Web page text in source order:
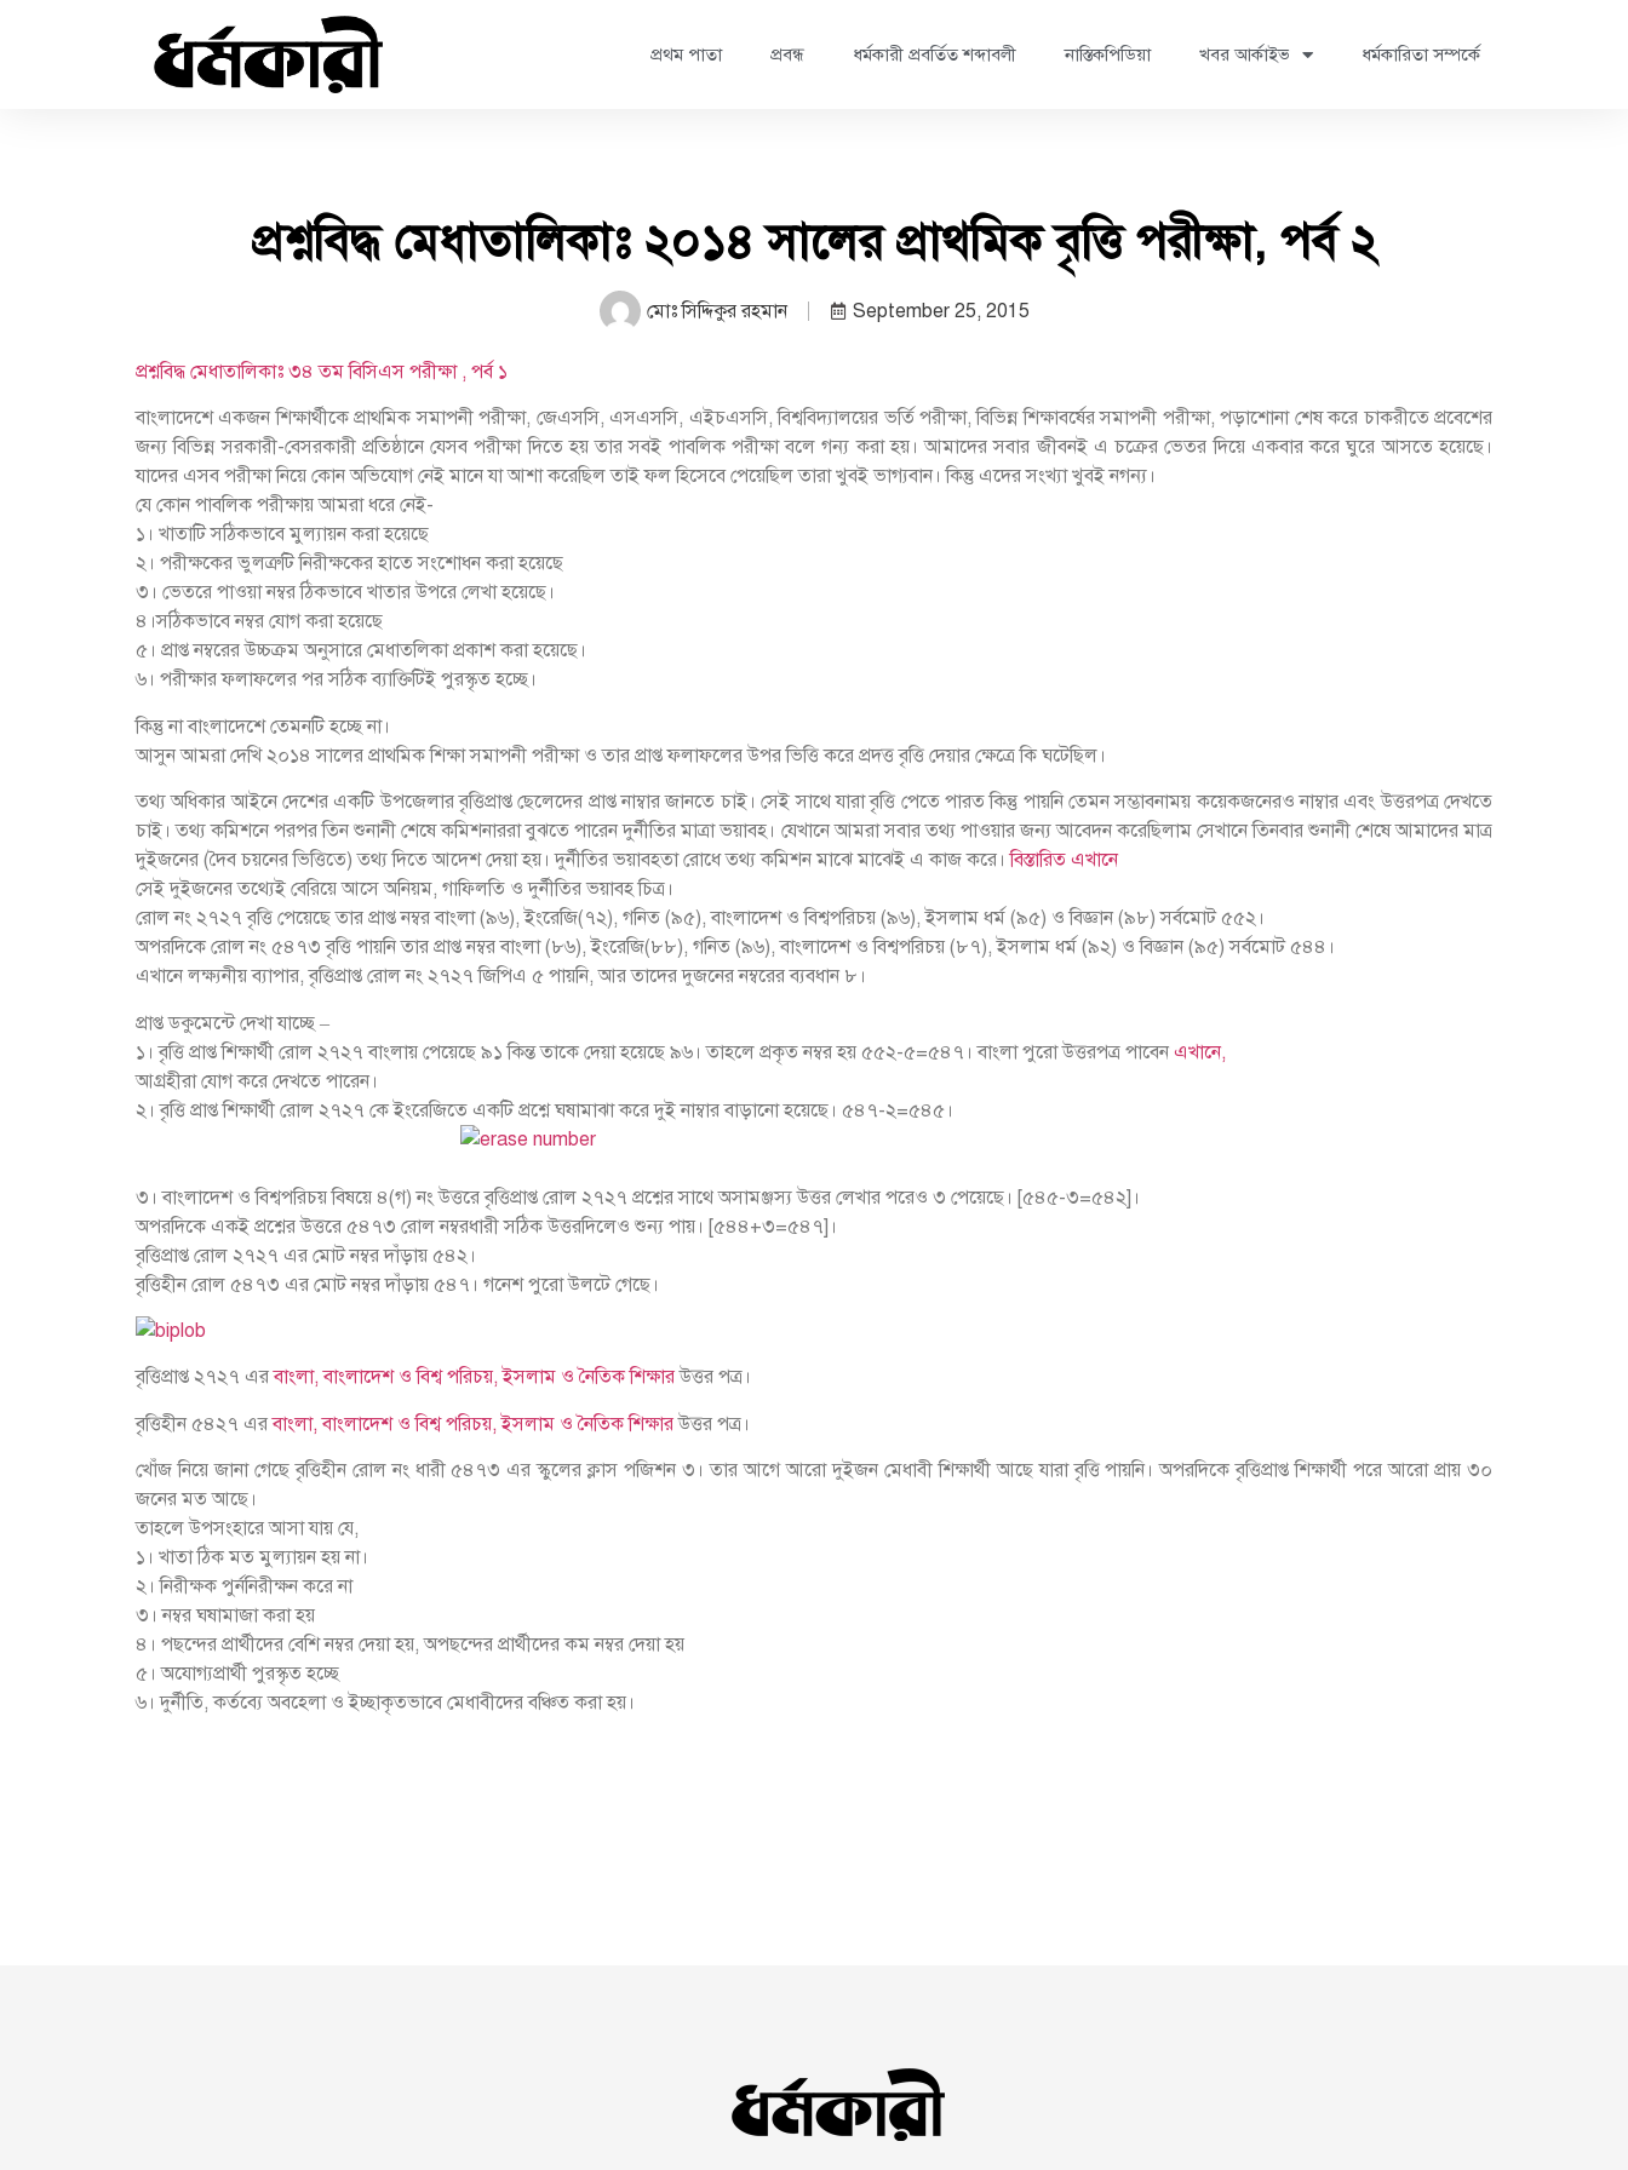
প্রথম পাতা প্রবন্ধ ধর্মকারী প্রবর্তিত শব্দাবলী নাস্তিকপিডিয়া খবর আর্কাইভ ধর্মকারিতা সম্পর্কে
প্রশ্নবিদ্ধ মেধাতালিকাঃ ২০১৪ সালের প্রাথমিক বৃত্তি পরীক্ষা, পর্ব ২
মোঃ সিদ্দিকুর রহমান September 25, 2015
প্রশ্নবিদ্ধ মেধাতালিকাঃ ৩৪ তম বিসিএস পরীক্ষা , পর্ব ১
বাংলাদেশে একজন শিক্ষার্থীকে প্রাথমিক সমাপনী পরীক্ষা, জেএসসি, এসএসসি, এইচএসসি, বিশ্ববিদ্যালয়ের ভর্তি পরীক্ষা, বিভিন্ন শিক্ষাবর্ষের সমাপনী পরীক্ষা, পড়াশোনা শেষ করে চাকরীতে প্রবেশের
জন্য বিভিন্ন সরকারী-বেসরকারী প্রতিষ্ঠানে যেসব পরীক্ষা দিতে হয় তার সবই পাবলিক পরীক্ষা বলে গন্য করা হয়। আমাদের সবার জীবনই এ চক্রের ভেতর দিয়ে একবার করে ঘুরে আসতে হয়েছে।
যাদের এসব পরীক্ষা নিয়ে কোন অভিযোগ নেই মানে যা আশা করেছিল তাই ফল হিসেবে পেয়েছিল তারা খুবই ভাগ্যবান। কিন্তু এদের সংখ্যা খুবই নগন্য।
যে কোন পাবলিক পরীক্ষায় আমরা ধরে নেই-
১। খাতাটি সঠিকভাবে মুল্যায়ন করা হয়েছে
২। পরীক্ষকের ভুলত্রুটি নিরীক্ষকের হাতে সংশোধন করা হয়েছে
৩। ভেতরে পাওয়া নম্বর ঠিকভাবে খাতার উপরে লেখা হয়েছে।
৪।সঠিকভাবে নম্বর যোগ করা হয়েছে
৫। প্রাপ্ত নম্বরের উচ্চক্রম অনুসারে মেধাতলিকা প্রকাশ করা হয়েছে।
৬। পরীক্ষার ফলাফলের পর সঠিক ব্যাক্তিটিই পুরস্কৃত হচ্ছে।
কিন্তু না বাংলাদেশে তেমনটি হচ্ছে না।
আসুন আমরা দেখি ২০১৪ সালের প্রাথমিক শিক্ষা সমাপনী পরীক্ষা ও তার প্রাপ্ত ফলাফলের উপর ভিত্তি করে প্রদত্ত বৃত্তি দেয়ার ক্ষেত্রে কি ঘটেছিল।
তথ্য অধিকার আইনে দেশের একটি উপজেলার বৃত্তিপ্রাপ্ত ছেলেদের প্রাপ্ত নাম্বার জানতে চাই। সেই সাথে যারা বৃত্তি পেতে পারত কিন্তু পায়নি তেমন সম্ভাবনাময় কয়েকজনেরও নাম্বার এবং উত্তরপত্র দেখতে
চাই। তথ্য কমিশনে পরপর তিন শুনানী শেষে কমিশনাররা বুঝতে পারেন দুর্নীতির মাত্রা ভয়াবহ। যেখানে আমরা সবার তথ্য পাওয়ার জন্য আবেদন করেছিলাম সেখানে তিনবার শুনানী শেষে আমাদের মাত্র
দুইজনের (দৈব চয়নের ভিত্তিতে) তথ্য দিতে আদেশ দেয়া হয়। দুর্নীতির ভয়াবহতা রোধে তথ্য কমিশন মাঝে মাঝেই এ কাজ করে।বিস্তারিত এখানে
সেই দুইজনের তথ্যেই বেরিয়ে আসে অনিয়ম, গাফিলতি ও দুর্নীতির ভয়াবহ চিত্র।
রোল নং ২৭২৭ বৃত্তি পেয়েছে তার প্রাপ্ত নম্বর বাংলা (৯৬), ইংরেজি(৭২), গনিত (৯৫), বাংলাদেশ ও বিশ্বপরিচয় (৯৬), ইসলাম ধর্ম (৯৫) ও বিজ্ঞান (৯৮) সর্বমোট ৫৫২।
অপরদিকে রোল নং ৫৪৭৩ বৃত্তি পায়নি তার প্রাপ্ত নম্বর বাংলা (৮৬), ইংরেজি(৮৮), গনিত (৯৬), বাংলাদেশ ও বিশ্বপরিচয় (৮৭), ইসলাম ধর্ম (৯২) ও বিজ্ঞান (৯৫) সর্বমোট ৫৪৪।
এখানে লক্ষ্যনীয় ব্যাপার, বৃত্তিপ্রাপ্ত রোল নং ২৭২৭ জিপিএ ৫ পায়নি, আর তাদের দুজনের নম্বরের ব্যবধান ৮।
প্রাপ্ত ডকুমেন্টে দেখা যাচ্ছে –
১। বৃত্তি প্রাপ্ত শিক্ষার্থী রোল ২৭২৭ বাংলায় পেয়েছে ৯১ কিন্ত তাকে দেয়া হয়েছে ৯৬। তাহলে প্রকৃত নম্বর হয় ৫৫২-৫=৫৪৭। বাংলা পুরো উত্তরপত্র পাবেন এখানে,
আগ্রহীরা যোগ করে দেখতে পারেন।
২। বৃত্তি প্রাপ্ত শিক্ষার্থী রোল ২৭২৭ কে ইংরেজিতে একটি প্রশ্নে ঘষামাঝা করে দুই নাম্বার বাড়ানো হয়েছে। ৫৪৭-২=৫৪৫।
৩। বাংলাদেশ ও বিশ্বপরিচয় বিষয়ে ৪(গ) নং উত্তরে বৃত্তিপ্রাপ্ত রোল ২৭২৭ প্রশ্নের সাথে অসামঞ্জস্য উত্তর লেখার পরেও ৩ পেয়েছে। [৫৪৫-৩=৫৪২]।
অপরদিকে একই প্রশ্নের উত্তরে ৫৪৭৩ রোল নম্বরধারী সঠিক উত্তরদিলেও শুন্য পায়। [৫৪৪+৩=৫৪৭]।
বৃত্তিপ্রাপ্ত রোল ২৭২৭ এর মোট নম্বর দাঁড়ায় ৫৪২।
বৃত্তিহীন রোল ৫৪৭৩ এর মোট নম্বর দাঁড়ায় ৫৪৭। গনেশ পুরো উলটে গেছে।
বৃত্তিপ্রাপ্ত ২৭২৭ এরবাংলা, বাংলাদেশ ও বিশ্ব পরিচয়, ইসলাম ও নৈতিক শিক্ষারউত্তর পত্র।
বৃত্তিহীন ৫৪২৭ এরবাংলা, বাংলাদেশ ও বিশ্ব পরিচয়, ইসলাম ও নৈতিক শিক্ষারউত্তর পত্র।
খোঁজ নিয়ে জানা গেছে বৃত্তিহীন রোল নং ধারী ৫৪৭৩ এর স্কুলের ক্লাস পজিশন ৩। তার আগে আরো দুইজন মেধাবী শিক্ষার্থী আছে যারা বৃত্তি পায়নি। অপরদিকে বৃত্তিপ্রাপ্ত শিক্ষার্থী পরে আরো প্রায় ৩০
জনের মত আছে।
তাহলে উপসংহারে আসা যায় যে,
১। খাতা ঠিক মত মুল্যায়ন হয় না।
২। নিরীক্ষক পুর্ননিরীক্ষন করে না
৩। নম্বর ঘষামাজা করা হয়
৪। পছন্দের প্রার্থীদের বেশি নম্বর দেয়া হয়, অপছন্দের প্রার্থীদের কম নম্বর দেয়া হয়
৫। অযোগ্যপ্রার্থী পুরস্কৃত হচ্ছে
৬। দুর্নীতি, কর্তব্যে অবহেলা ও ইচ্ছাকৃতভাবে মেধাবীদের বঞ্চিত করা হয়।